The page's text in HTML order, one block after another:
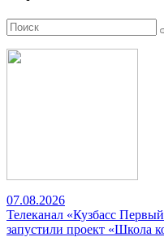
07.08.2026
Телеканал «Кузбасс
запустили проект «Школа